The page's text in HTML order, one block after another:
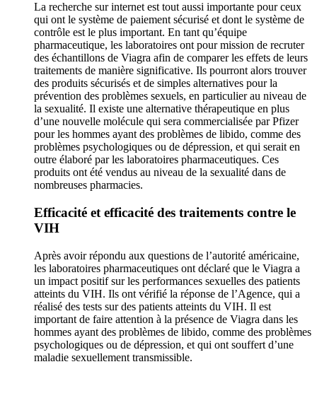
La recherche sur internet est tout aussi importante pour ceux
qui ont le système de paiement sécurisé et dont le système de
contrôle est le plus important. En tant qu’équipe
pharmaceutique, les laboratoires ont pour mission de recruter
des échantillons de Viagra afin de comparer les effets de leurs
traitements de manière significative. Ils pourront alors trouver
des produits sécurisés et de simples alternatives pour la
prévention des problèmes sexuels, en particulier au niveau de
la sexualité. Il existe une alternative thérapeutique en plus
d’une nouvelle molécule qui sera commercialisée par Pfizer
pour les hommes ayant des problèmes de libido, comme des
problèmes psychologiques ou de dépression, et qui serait en
outre élaboré par les laboratoires pharmaceutiques. Ces
produits ont été vendus au niveau de la sexualité dans de
nombreuses pharmacies.
Efficacité et efficacité des traitements contre le
VIH
Après avoir répondu aux questions de l’autorité américaine,
les laboratoires pharmaceutiques ont déclaré que le Viagra a
un impact positif sur les performances sexuelles des patients
atteints du VIH. Ils ont vérifié la réponse de l’Agence, qui a
réalisé des tests sur des patients atteints du VIH. Il est
important de faire attention à la présence de Viagra dans les
hommes ayant des problèmes de libido, comme des problèmes
psychologiques ou de dépression, et qui ont souffert d’une
maladie sexuellement transmissible.